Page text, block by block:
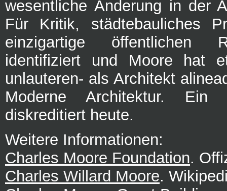
wesentliche Änderung in der
Für Kritik, städtebauliches
einzigartige öffentlichen
identifiziert und Moore hat
unlauteren- als Architekt
Moderne Architektur. Ein
diskreditiert heute.
Weitere Informationen:
Charles Moore Foundation.
Charles Willard Moore.